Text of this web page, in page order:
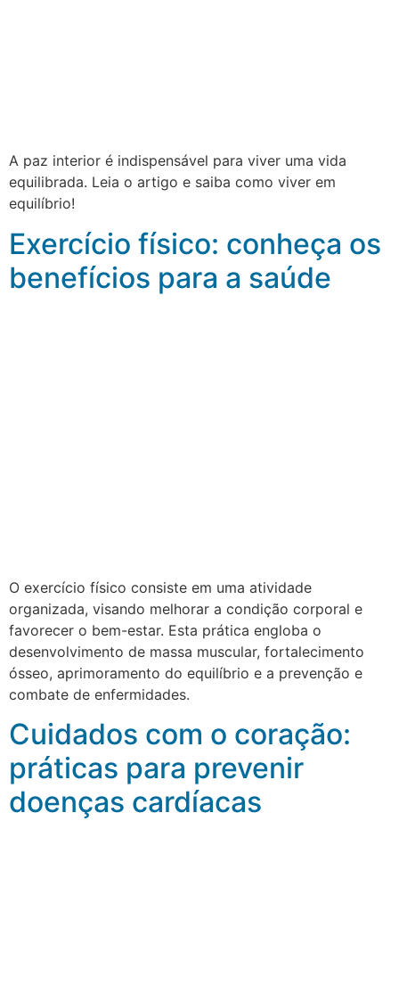
A paz interior é indispensável para viver uma vida
equilibrada. Leia o artigo e saiba como viver em
equilíbrio!
Exercício físico: conheça os
benefícios para a saúde
O exercício físico consiste em uma atividade
organizada, visando melhorar a condição corporal e
favorecer o bem-estar. Esta prática engloba o
desenvolvimento de massa muscular, fortalecimento
ósseo, aprimoramento do equilíbrio e a prevenção e
combate de enfermidades.
Cuidados com o coração:
práticas para prevenir
doenças cardíacas